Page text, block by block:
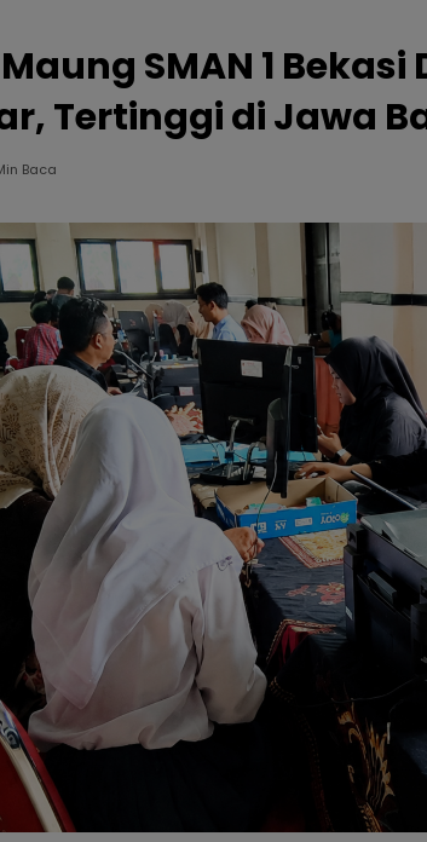
SMAN 1 Bekasi
Tertinggi di Jawa
Baca